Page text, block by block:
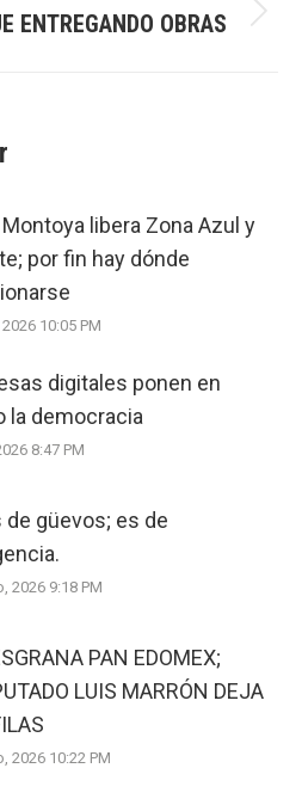
Next
ENTREGANDO OBRAS
libera Zona Azul y
por fin hay dónde
10:05 PM
digitales ponen en
la democracia
8:47 PM
de güevos; es de
2026 9:18 PM
PAN EDOMEX;
LUIS MARRÓN DEJA
2026 10:22 PM